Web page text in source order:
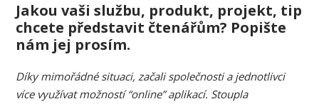
Jakou vaši službu, produkt, projekt, tip
chcete představit čtenářům? Popište
nám jej prosím.
Díky mimořádné situaci, začali společnosti a jednotlivci
více využívat možností “online” aplikací. Stoupla